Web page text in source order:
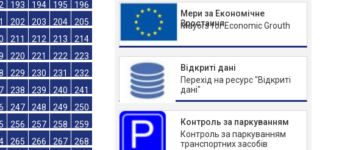
175 176 177
178
184 185 186
187
193 194 195
196
202 203 204
205
211 212 213
214
220 221 222
223
229 230 231
232
238 239 240
241
247 248 249
250
Мери за Економічне
Зростання
Mayors for Economic Grouth
Відкриті дані
Перехід на ресурс "Відкриті
дані"
Контроль за паркуванням
Контроль за паркуванням
транспортних засобів